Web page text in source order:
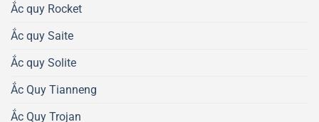
Ắc quy Rocket
Ắc quy Saite
Ắc quy Solite
Ắc Quy Tianneng
Ắc Quy Trojan